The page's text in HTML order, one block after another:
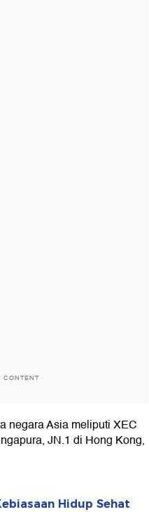
CONTENT
negara Asia meliputi XEC
JN.1 di Hong Kong,
Hidup Sehat